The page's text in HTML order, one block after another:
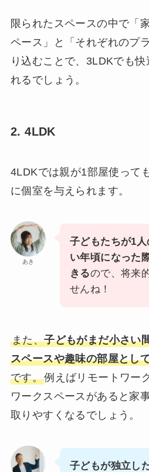
限られたスペースの中で「
ペース」と「それぞれのプ
り込むことで、3LDKでも
れるでしょう。
2. 4LDK
4LDKでは親が1部屋使って
に個室を与えられます。
あき
子どもたちが1
い年頃になった
きるので、将来
せんね！
また、子どもがまだ小さい
スペースや趣味の部屋とし
です。例えばリモートワー
ワークスペースがあると家
取りやすくなるでしょう。
子どもが独立し